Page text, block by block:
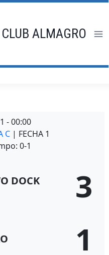
ALMAGRO
- 00:00
C | FECHA 1
0-1
DOCK 3
1